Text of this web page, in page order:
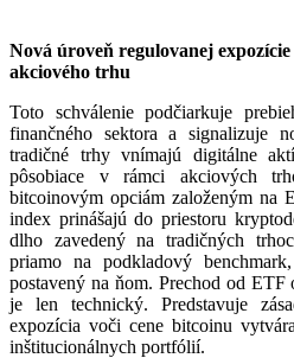
Nová úroveň regulovanej
akciového trhu
Toto schválenie podčiarkuje
finančného sektora a signalizuje
tradičné trhy vnímajú digitálne
pôsobiace v rámci akciových
bitcoinovým opciám založeným na
index prinášajú do priestoru
dlho zavedený na tradičných
priamo na podkladový
postavený na ňom. Prechod od
je len technický. Predstavuje
expozícia voči cene bitcoinu
inštitucionálnych portfólií.